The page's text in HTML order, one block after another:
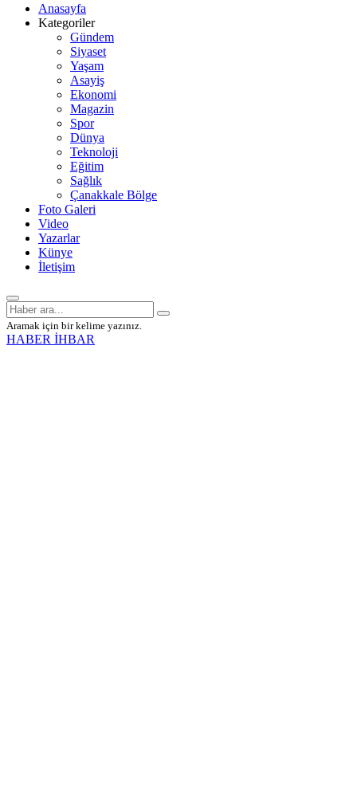
Anasayfa
Kategoriler
Gündem
Siyaset
Yaşam
Asayiş
Ekonomi
Magazin
Spor
Dünya
Teknoloji
Eğitim
Sağlık
Çanakkale Bölge
Foto Galeri
Video
Yazarlar
Künye
İletişim
Aramak için bir kelime yazınız.
HABER İHBAR